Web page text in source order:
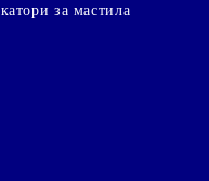
за мастила